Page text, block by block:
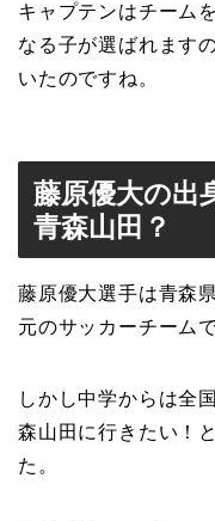
キャプテンはチーム
なる子が選ばれます
いたのですね。
藤原優大の出
青森山田？
藤原優大選手は青森
元のサッカーチーム
しかし中学からは全
森山田に行きたい！
た。